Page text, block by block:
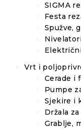
SIGMA
Festa
Spužve,
Vrt i
Cerade i
Pumpe
Sjekire i
Držala
Grablje,